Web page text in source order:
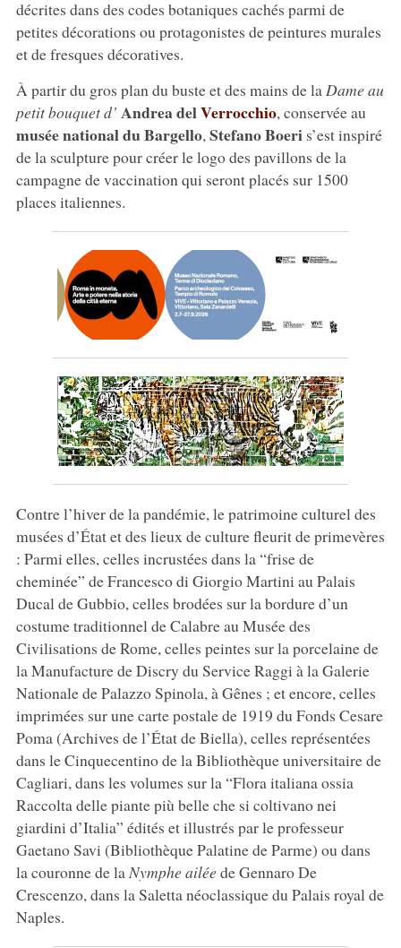
décrites dans des codes botaniques cachés parmi de
petites décorations ou protagonistes de peintures murales
et de fresques décoratives.
À partir du gros plan du buste et des mains de la Dame au
petit bouquet d’ Andrea delVerrocchio, conservée au
musée national du Bargello, Stefano Boeri s’est inspiré
de la sculpture pour créer le logo des pavillons de la
campagne de vaccination qui seront placés sur 1500
places italiennes.
Contre l’hiver de la pandémie, le patrimoine culturel des
musées d’État et des lieux de culture fleurit de primevères
: Parmi elles, celles incrustées dans la “frise de
cheminée” de Francesco di Giorgio Martini au Palais
Ducal de Gubbio, celles brodées sur la bordure d’un
costume traditionnel de Calabre au Musée des
Civilisations de Rome, celles peintes sur la porcelaine de
la Manufacture de Discry du Service Raggi à la Galerie
Nationale de Palazzo Spinola, à Gênes ; et encore, celles
imprimées sur une carte postale de 1919 du Fonds Cesare
Poma (Archives de l’État de Biella), celles représentées
dans le Cinquecentino de la Bibliothèque universitaire de
Cagliari, dans les volumes sur la “Flora italiana ossia
Raccolta delle piante più belle che si coltivano nei
giardini d’Italia” édités et illustrés par le professeur
Gaetano Savi (Bibliothèque Palatine de Parme) ou dans
la couronne de la Nymphe ailéede Gennaro De
Crescenzo, dans la Saletta néoclassique du Palais royal de
Naples.